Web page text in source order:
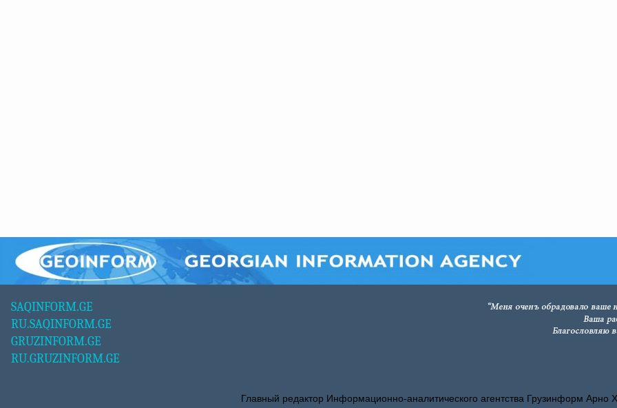
SAQINFORM.GE
RU.SAQINFORM.GE
GRUZINFORM.GE
RU.GRUZINFORM.GE
Главный редактор Информационно-аналитического агентства Грузинформ Арно